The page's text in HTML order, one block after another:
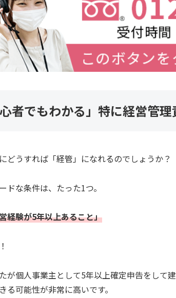
心者でもわかる」特に経営管
どうすれば「経管」になれるのでしょうか？
ドな条件は、たった1つ。
経験が5年以上あること」
が個人事業主として5年以上確定申告をして
る可能性が非常に高いです。